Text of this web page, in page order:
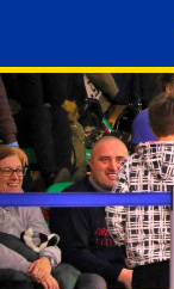
content